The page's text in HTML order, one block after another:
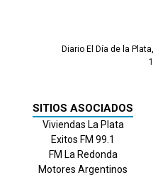
Diario El Día de la
SITIOS ASOCIADOS
Viviendas La Plata
Exitos FM 99.1
FM La Redonda
Motores Argentinos